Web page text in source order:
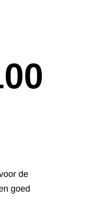
de
goed